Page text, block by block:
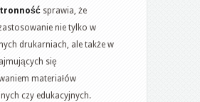
sprawia, że
nie tylko w
drukarniach, ale także w
się
materiałów
czy edukacyjnych.